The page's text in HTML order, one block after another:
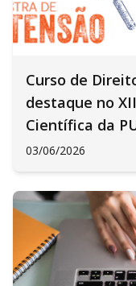
Curso de
destaque no
Científica da
03/06/2026